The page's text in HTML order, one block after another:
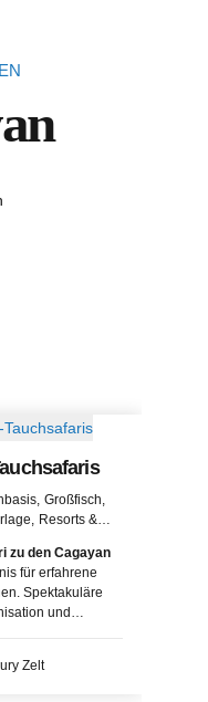
Großfisch
Resorts &
zu den Cagayan
für erfahrene
Spektakuläre
und
Zelt